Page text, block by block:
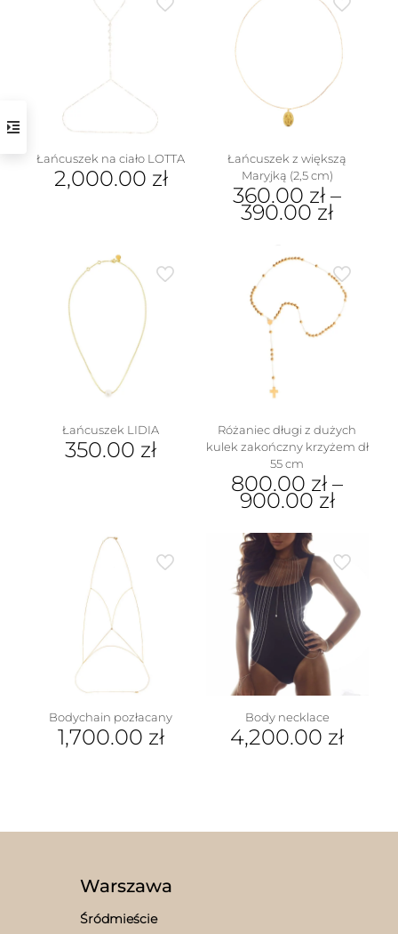
wiele
Opcje
wybrać
produktu
Łańcuszek na ciało LOTTA
2,000.00 zł
Łańcuszek z większą
Maryjką (2,5 cm)
360.00 zł –
390.00 zł
wariantów.
Opcje
można
Łańcuszek LIDIA
350.00 zł
Różaniec długi z dużych
kulek zakończny krzyżem dł
55 cm
800.00 zł –
900.00 zł
produkt
ma
wiele
wariantów.
Opcje
można
wybrać
na
stronie
produktu
Bodychain pozłacany
1,700.00 zł
Body necklace
4,200.00 zł
Warszawa
Śródmieście